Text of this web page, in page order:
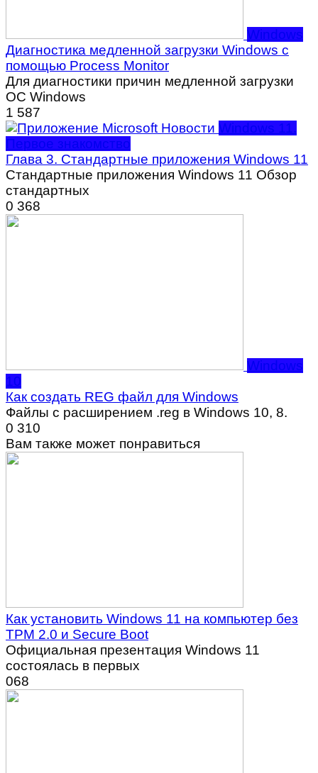
Windows
Диагностика медленной загрузки Windows с
помощью Process Monitor
Для диагностики причин медленной загрузки
ОС Windows
1 587
Windows 11.
Первое знакомство
Глава 3. Стандартные приложения Windows 11
Стандартные приложения Windows 11 Обзор
стандартных
0 368
Windows
10
Как создать REG файл для Windows
Файлы с расширением .reg в Windows 10, 8.
0 310
Вам также может понравиться
Как установить Windows 11 на компьютер без
TPM 2.0 и Secure Boot
Официальная презентация Windows 11
состоялась в первых
068